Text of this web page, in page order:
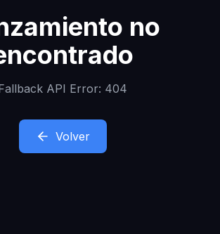
no
API Error: 404
Volver